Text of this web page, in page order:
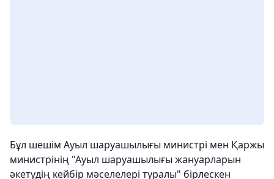
Бұл шешім Ауыл шаруашылығы министрі мен Қаржы
министрінің "Ауыл шаруашылығы жануарларын
әкетудің кейбір мәселелері туралы" бірлескен